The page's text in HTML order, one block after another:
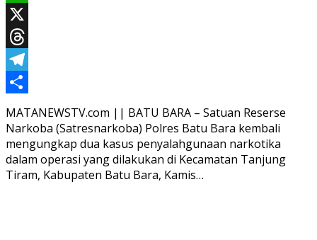
WhatsApp
X
Threads
Telegram
Share
MATANEWSTV.com || BATU BARA – Satuan Reserse
Narkoba (Satresnarkoba) Polres Batu Bara kembali
mengungkap dua kasus penyalahgunaan narkotika
dalam operasi yang dilakukan di Kecamatan Tanjung
Tiram, Kabupaten Batu Bara, Kamis…